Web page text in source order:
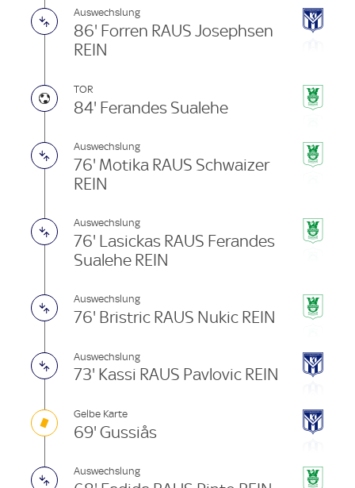
Auswechslung
86' Forren RAUS Josephsen
REIN
TOR
84' Ferandes Sualehe
Auswechslung
76' Motika RAUS Schwaizer
REIN
Auswechslung
76' Lasickas RAUS Ferandes
Sualehe REIN
Auswechslung
76' Bristric RAUS Nukic REIN
Auswechslung
73' Kassi RAUS Pavlovic REIN
Gelbe Karte
69' Gussiås
Auswechslung